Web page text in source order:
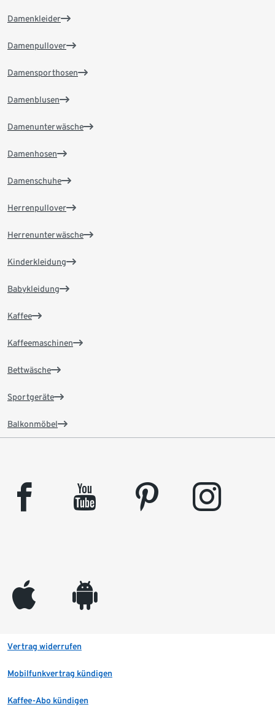
Damenkleider
Damenpullover
Damensporthosen
Damenblusen
Damenunterwäsche
Damenhosen
Damenschuhe
Herrenpullover
Herrenunterwäsche
Kinderkleidung
Babykleidung
Kaffee
Kaffeemaschinen
Bettwäsche
Sportgeräte
Balkonmöbel
facebook youtube pinterest instagram
appleinc android
Vertrag widerrufen
Mobilfunkvertrag kündigen
Kaffee-Abo kündigen